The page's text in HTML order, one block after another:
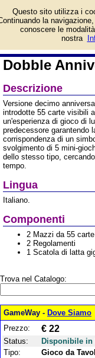
Dobble
Descrizione
Versione decimo
introdotte 55 carte visibili
un'esperienza di gioco di
predecessore garantendo
corrispondenza di un
svolgimento di 5 mini-
dello stesso tipo,
tempo.
Lingua
Italiano.
Componenti
2 Mazzi da 55
2 Regolamenti
1 Scatola di latta
Trova nel Catalogo:
GameWay - Dove Siamo
Prezzo:
€ 22
Status:
Disponibile in
Tipo:
Gioco da
Questo sito utilizza i
la
conoscere le
nostra